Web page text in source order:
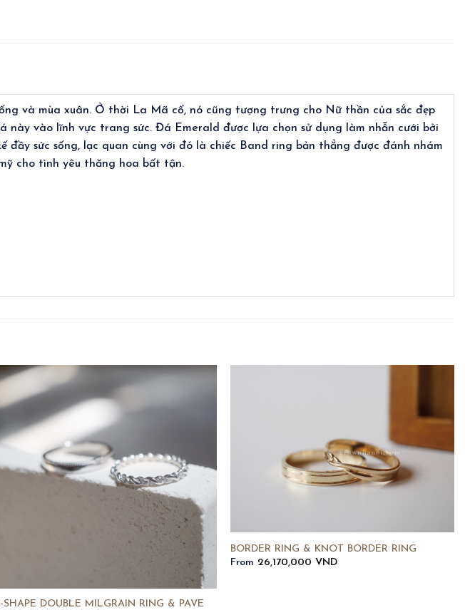
và mùa xuân. Ở thời La Mã cổ, nó cũng tượng trưng cho Nữ thần của sắc đẹp
vào lĩnh vực trang sức. Đá Emerald được lựa chọn sử dụng làm nhẫn cưới bởi
sức sống, lạc quan cùng với đó là chiếc Band ring bản thẳng được đánh nhám
cho tình yêu thăng hoa bất tận.
SHAPE DOUBLE MILGRAIN RING & PAVE
BORDER RING & KNOT BORDER RING
From 26,170,000 VND